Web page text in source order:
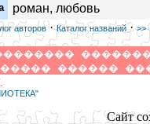
роман, любовь
авторов·Каталог названий·>>
������
Сайт